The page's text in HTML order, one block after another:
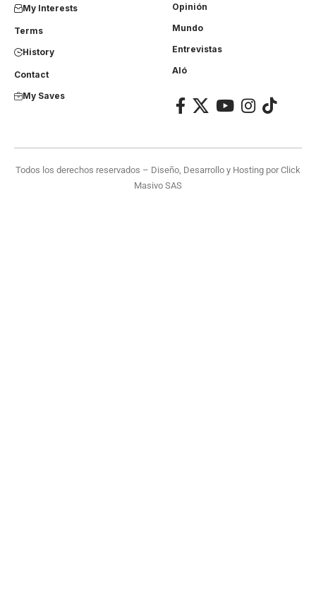
My Interests
Terms
History
Contact
My Saves
Opinión
Mundo
Entrevistas
Aló
Todos los derechos reservados – Diseño, Desarrollo y Hosting porClick
Masivo SAS